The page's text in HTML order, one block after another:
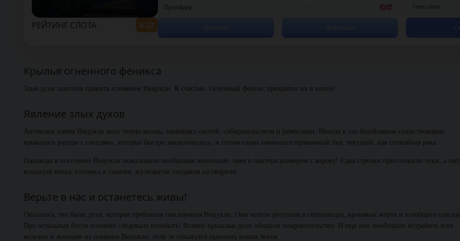
РЕЙТИНГ СЛОТА 6.22
Провайдер: Тема слота:
Крылья огненного феникса
Злые духи захотели править племенем Вицукли. К счастью, Огненный феникс превратил их в пепел!
Явление злых духов
Ацтекское племя Вицукли вело тихую жизнь, занимаясь охотой, собирательством и ремеслами. Иногда в это безоблачное существование
врывались распри с соседями, которые быстро заканчивались, и потом снова начинался привычный быт, текущий, как спокойная река.
Однажды в поселение Вицукли пожаловали необычные животные: змея и пантера размером с корову! Едва стрелки приготовили луки, а
вскинули копья, готовясь к схватке, жутковатые создания заговорили.
Верьте в нас и останетесь живы!
Оказалось, это были духи, которые требовали поклонения Вицукли. Они хотели ритуалов в святилищах, кровавых жертв и всеобщего
Про остальных богов племени следовало позабыть! Взамен пришлые духи обещали покровительство. И еще они пообещали истребить всех
мужчин и женщин из племени Вицукли, если те откажутся признать новых богов.